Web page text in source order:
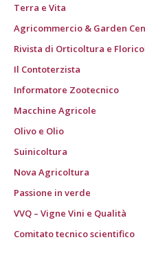
Terra e Vita
Agricommercio & Garden
Rivista di Orticoltura e
Il Contoterzista
Informatore Zootecnico
Macchine Agricole
Olivo e Olio
Suinicoltura
Nova Agricoltura
Passione in verde
VVQ – Vigne Vini e Qualità
Comitato tecnico scientifico